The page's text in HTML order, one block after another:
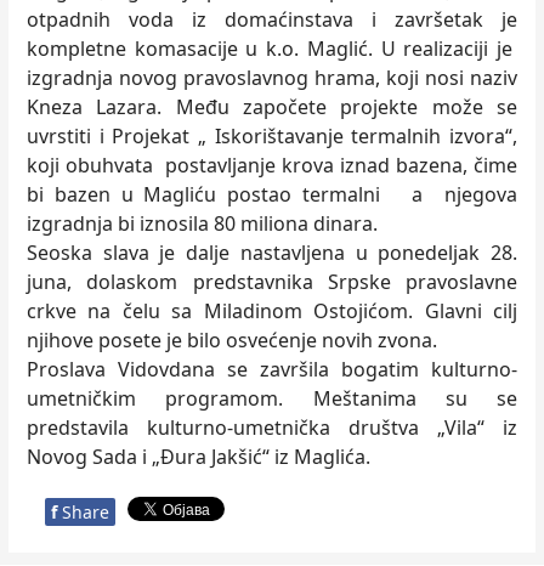
otpadnih voda iz domaćinstava i završetak je
kompletne komasacije u k.o. Maglić. U realizaciji je
izgradnja novog pravoslavnog hrama, koji nosi naziv
Kneza Lazara. Među započete projekte može se
uvrstiti i Projekat „ Iskorištavanje termalnih izvora“,
koji obuhvata postavljanje krova iznad bazena, čime
bi bazen u Magliću postao termalni a njegova
izgradnja bi iznosila 80 miliona dinara.
Seoska slava je dalje nastavljena u ponedeljak 28.
juna, dolaskom predstavnika Srpske pravoslavne
crkve na čelu sa Miladinom Ostojićom. Glavni cilj
njihove posete je bilo osvećenje novih zvona.
Proslava Vidovdana se završila bogatim kulturno-
umetničkim programom. Meštanima su se
predstavila kulturno-umetnička društva „Vila“ iz
Novog Sada i „Đura Jakšić“ iz Maglića.
f Share